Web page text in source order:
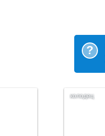
?
колодец